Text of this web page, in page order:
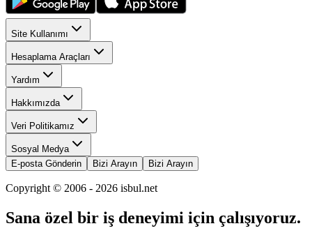
Site Kullanımı
Hesaplama Araçları
Yardım
Hakkımızda
Veri Politikamız
Sosyal Medya
E-posta Gönderin
Bizi Arayın Bizi Arayın
Copyright © 2006 - 2026 isbul.net
Sana özel bir iş deneyimi için çalışıyoruz.